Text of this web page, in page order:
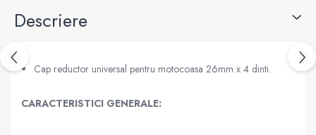
Descriere
Cap reductor universal pentru motocoasa 26mm x 4 dinti.
CARACTERISTICI GENERALE: